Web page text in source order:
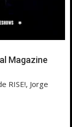
Magazine
RISE!, Jorge